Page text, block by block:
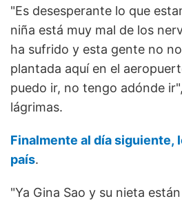
"Es desesperante lo que
niña está muy mal de los
ha sufrido y esta gente no
plantada aquí en el
puedo ir, no tengo adónde
lágrimas.
Finalmente al día siguiente,
país.
"Ya Gina Sao y su nieta